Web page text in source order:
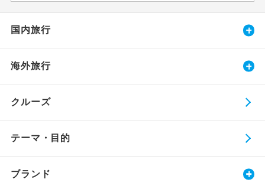
国内旅行
海外旅行
クルーズ
テーマ・目的
ブランド